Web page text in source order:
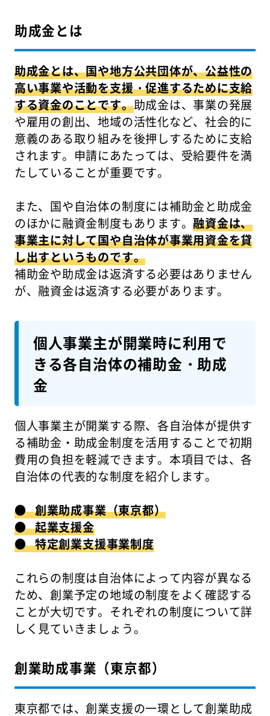
助成金とは
助成金とは、国や地方公共団体が、公益性の
高い事業や活動を支援・促進するために支給
する資金のことです。助成金は、事業の発展
や雇用の創出、地域の活性化など、社会的に
意義のある取り組みを後押しするために支給
されます。申請にあたっては、受給要件を満
たしていることが重要です。
また、国や自治体の制度には補助金と助成金
のほかに融資金制度もあります。融資金は、
事業主に対して国や自治体が事業用資金を貸
し出すというものです。
補助金や助成金は返済する必要はありません
が、融資金は返済する必要があります。
個人事業主が開業時に利用で
きる各自治体の補助金・助成
金
個人事業主が開業する際、各自治体が提供す
る補助金・助成金制度を活用することで初期
費用の負担を軽減できます。本項目では、各
自治体の代表的な制度を紹介します。
● 創業助成事業（東京都）
● 起業支援金
● 特定創業支援事業制度
これらの制度は自治体によって内容が異なる
ため、創業予定の地域の制度をよく確認する
ことが大切です。それぞれの制度について詳
しく見ていきましょう。
創業助成事業（東京都）
東京都では、創業支援の一環として創業助成